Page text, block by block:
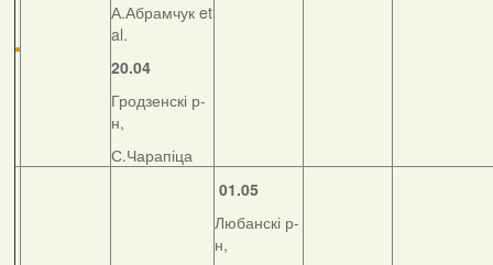
А.Абрамчук et
al.
20.04
Гродзенскі р-
н,
С.Чарапіца
01.05
Любанскі р-
н,